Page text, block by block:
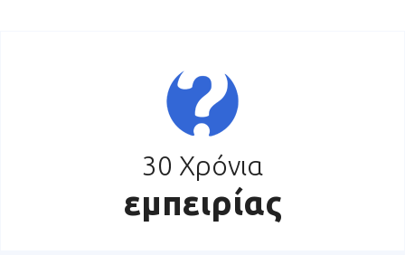
30 Χρόνια
εμπειρίας